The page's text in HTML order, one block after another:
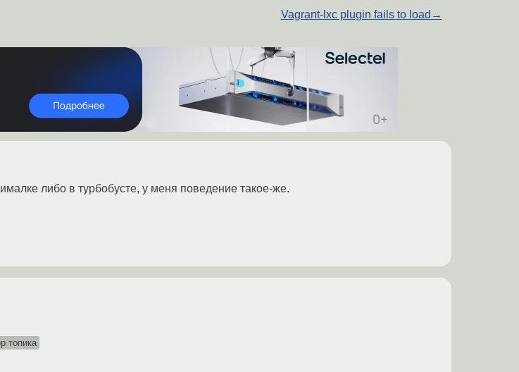
Vagrant-lxc plugin fails to load →
либо в турбобусте, у меня поведение такое-же.
топика